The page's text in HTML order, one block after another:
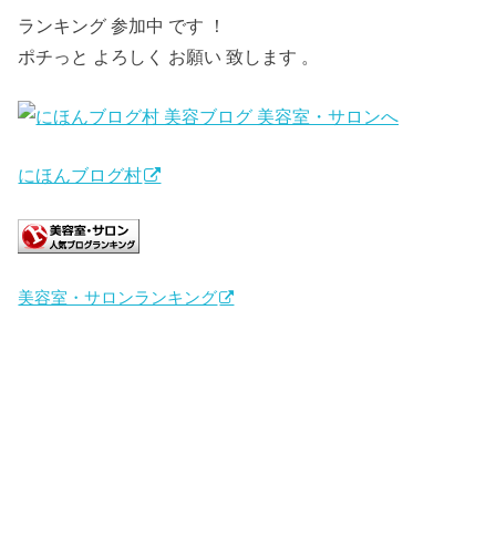
ランキング 参加中 です ！
ポチっと よろしく お願い 致します 。
にほんブログ村
美容室・サロンランキング